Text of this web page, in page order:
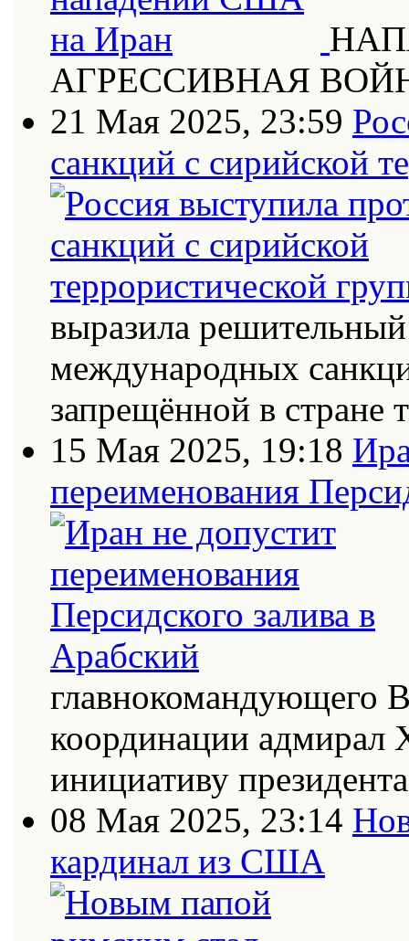
АГРЕССИВНАЯ
21 Мая 2025, 23:59
санкций с сирийской
выразила
международных
запрещённой в стране
15 Мая 2025, 19:18
переименования
главнокомандующего
координации адмирал
инициативу
08 Мая 2025, 23:14
кардинал из США